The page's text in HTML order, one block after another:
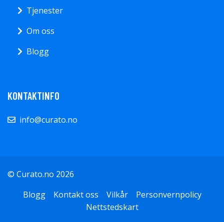
Tjenester
Om oss
Blogg
KONTAKTINFO
info@curato.no
© Curato.no 2026
Blogg
Kontakt oss Vilkår
Personvernpolicy
Nettstedskart